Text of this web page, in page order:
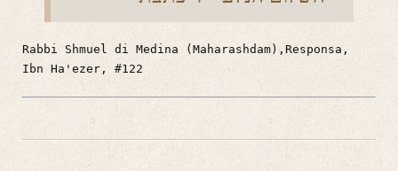
Rabbi Shmuel di Medina (Maharashdam),Responsa,
Ibn Ha'ezer, #122